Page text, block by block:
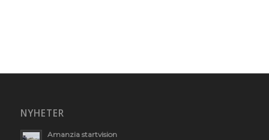
NYHETER
Amanzia startvision